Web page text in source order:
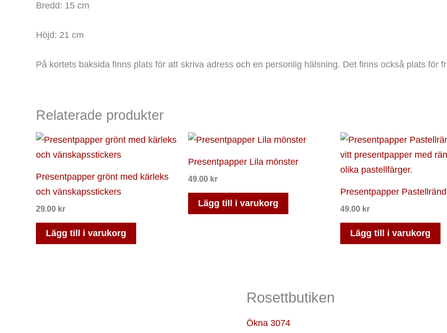
Bredd: 15 cm
Höjd: 21 cm
På kortets baksida finns plats för att skriva adress och en personlig hälsning. Det finns också plats för
Relaterade produkter
Presentpapper grönt med kärleks
och vänskapsstickers
29.00 kr
Lägg till i varukorg
Presentpapper Lila mönster
49.00 kr
Lägg till i varukorg
Presentpapper
49.00 kr
Lägg till i varukorg
Rosettbutiken
Ökna 3074